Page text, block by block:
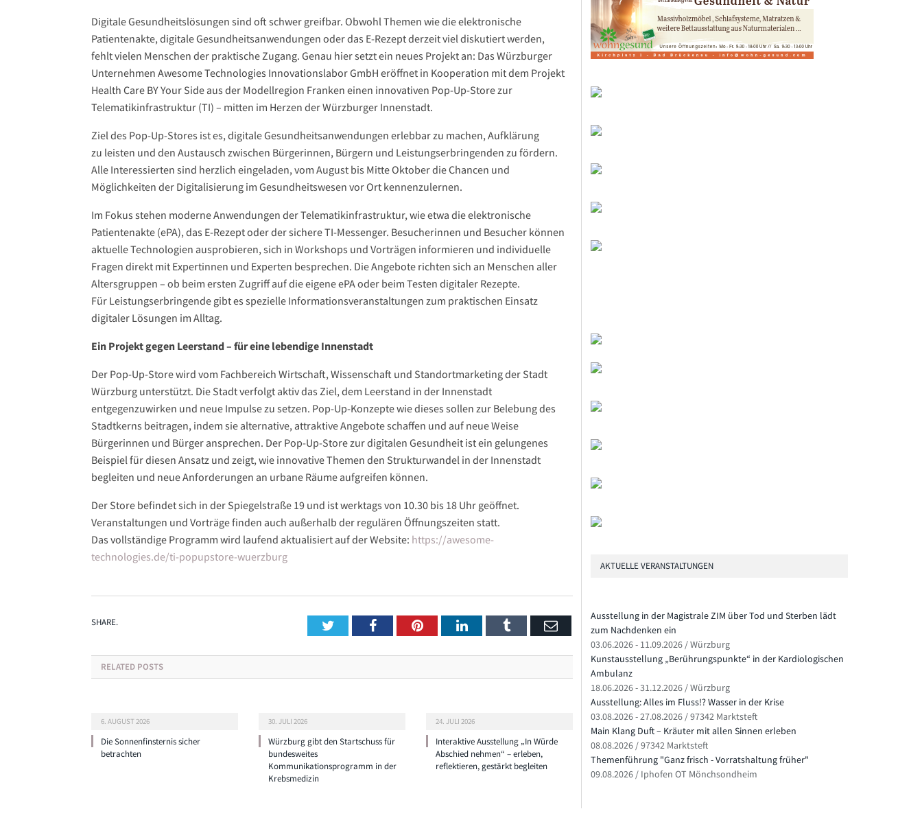
Digitale Gesundheitslösungen sind oft schwer greifbar. Obwohl Themen wie die elektronische
Patientenakte, digitale Gesundheitsanwendungen oder das E-Rezept derzeit viel diskutiert werden,
fehlt vielen Menschen der praktische Zugang. Genau hier setzt ein neues Projekt an: Das Würzburger
Unternehmen Awesome Technologies Innovationslabor GmbH eröffnet in Kooperation mit dem Projekt
Health Care BY Your Side aus der Modellregion Franken einen innovativen Pop-Up-Store zur
Telematikinfrastruktur (TI) – mitten im Herzen der Würzburger Innenstadt.
Ziel des Pop-Up-Stores ist es, digitale Gesundheitsanwendungen erlebbar zu machen, Aufklärung
zu leisten und den Austausch zwischen Bürgerinnen, Bürgern und Leistungserbringenden zu fördern.
Alle Interessierten sind herzlich eingeladen, vom August bis Mitte Oktober die Chancen und
Möglichkeiten der Digitalisierung im Gesundheitswesen vor Ort kennenzulernen.
Im Fokus stehen moderne Anwendungen der Telematikinfrastruktur, wie etwa die elektronische
Patientenakte (ePA), das E-Rezept oder der sichere TI-Messenger. Besucherinnen und Besucher können
aktuelle Technologien ausprobieren, sich in Workshops und Vorträgen informieren und individuelle
Fragen direkt mit Expertinnen und Experten besprechen. Die Angebote richten sich an Menschen aller
Altersgruppen – ob beim ersten Zugriff auf die eigene ePA oder beim Testen digitaler Rezepte.
Für Leistungserbringende gibt es spezielle Informationsveranstaltungen zum praktischen Einsatz
digitaler Lösungen im Alltag.
Ein Projekt gegen Leerstand – für eine lebendige Innenstadt
Der Pop-Up-Store wird vom Fachbereich Wirtschaft, Wissenschaft und Standortmarketing der Stadt
Würzburg unterstützt. Die Stadt verfolgt aktiv das Ziel, dem Leerstand in der Innenstadt
entgegenzuwirken und neue Impulse zu setzen. Pop-Up-Konzepte wie dieses sollen zur Belebung des
Stadtkerns beitragen, indem sie alternative, attraktive Angebote schaffen und auf neue Weise
Bürgerinnen und Bürger ansprechen. Der Pop-Up-Store zur digitalen Gesundheit ist ein gelungenes
Beispiel für diesen Ansatz und zeigt, wie innovative Themen den Strukturwandel in der Innenstadt
begleiten und neue Anforderungen an urbane Räume aufgreifen können.
Der Store befindet sich in der Spiegelstraße 19 und ist werktags von 10.30 bis 18 Uhr geöffnet.
Veranstaltungen und Vorträge finden auch außerhalb der regulären Öffnungszeiten statt.
Das vollständige Programm wird laufend aktualisiert auf der Website: https://awesome-
technologies.de/ti-popupstore-wuerzburg
SHARE. TwitterFacebookPinterestLinkedInTumblr Email
RELATED POSTS
6. AUGUST 2026
Die Sonnenfinsternis sicher
betrachten
30. JULI 2026
Würzburg gibt den Startschuss für
bundesweites
Kommunikationsprogramm in der
Krebsmedizin
24. JULI 2026
Interaktive Ausstellung „In Würde
Abschied nehmen“ – erleben,
reflektieren, gestärkt begleiten
AKTUELLE VERANSTALTUNGEN
Ausstellung in der Magistrale ZIM über Tod und Sterben lädt
zum Nachdenken ein
03.06.2026 - 11.09.2026 / Würzburg
Kunstausstellung „Berührungspunkte“ in der Kardiologischen
Ambulanz
18.06.2026 - 31.12.2026 / Würzburg
Ausstellung: Alles im Fluss!? Wasser in der Krise
03.08.2026 - 27.08.2026 / 97342 Marktsteft
Main Klang Duft – Kräuter mit allen Sinnen erleben
08.08.2026 / 97342 Marktsteft
Themenführung "Ganz frisch - Vorratshaltung früher"
09.08.2026 / Iphofen OT Mönchsondheim